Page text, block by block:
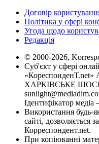
Договір
Політика у сфері
Угода щодо
Редакція
© 2000-2026,
Суб'єкт у сфері
«КореспонденТ.net»
ХАРКІВСЬКЕ ШОСЕ,
Ідентифікатор медіа
Використання будь-
сайті, дозволяється
Корреспондент.net.
При копіюванні